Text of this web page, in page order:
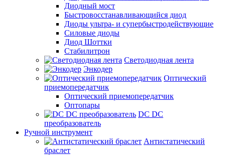
Диодный мост
Быстровосстанавливающийся диод
Диоды ультра- и супербыстродействующие
Силовые диоды
Диод Шоттки
Стабилитрон
Светодиодная лента
Энкодер
Оптический
приемопередатчик
Оптический приемопередатчик
Оптопары
DC DC
преобразователь
Ручной инструмент
Антистатический
браслет